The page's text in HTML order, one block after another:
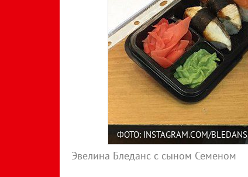
ФОТО: INSTAGRAM.COM/BLEDANS
Эвелина Бледанс с сыном Семеном